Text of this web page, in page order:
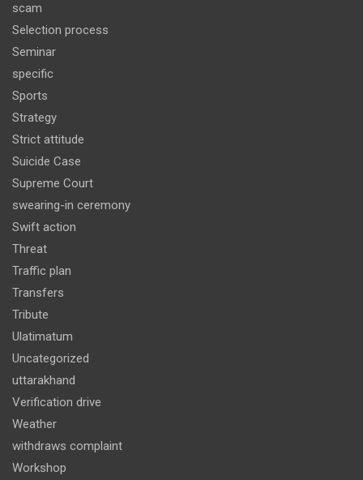
scam
Selection process
Seminar
specific
Sports
Strategy
Strict attitude
Suicide Case
Supreme Court
swearing-in ceremony
Swift action
Threat
Traffic plan
Transfers
Tribute
Ulatimatum
Uncategorized
uttarakhand
Verification drive
Weather
withdraws complaint
Workshop